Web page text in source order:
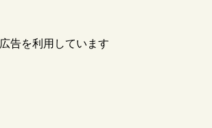
告を利用しています